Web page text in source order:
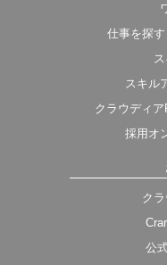
仕事を探す
スキル
クラウディア
採用オ
ク
公